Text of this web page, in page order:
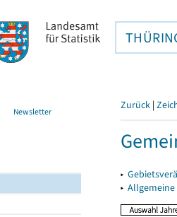
Newsletter Zurück |
▸
▸